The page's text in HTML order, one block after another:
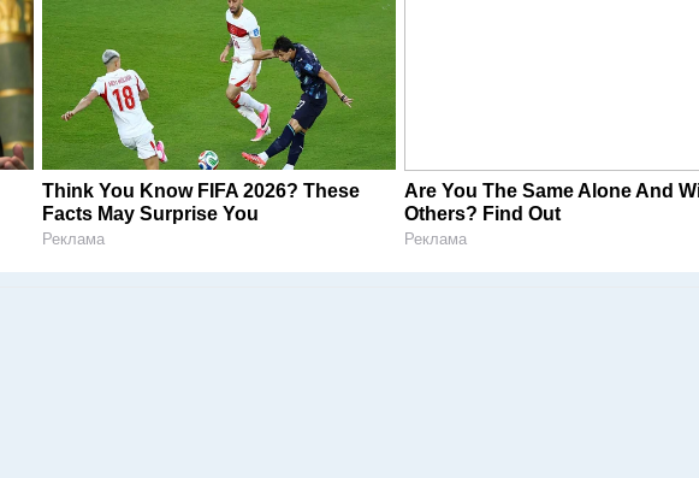
Think You Know FIFA 2026? These
Facts May Surprise You
Реклама
Are You The Same Alone And
Others? Find Out
Реклама